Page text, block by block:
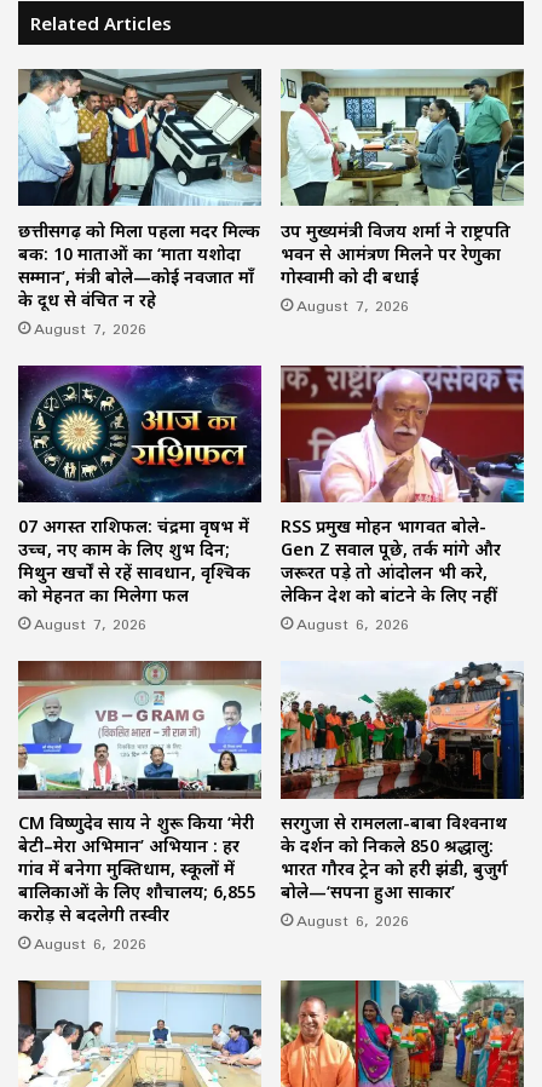
छत्तीसगढ़ को 50 करोड़ की बड़ी सौगात: CM
में पहला राज्य बना
Related Articles
छत्तीसगढ़ को मिला पहला मदर मिल्क
बैंक: 10 माताओं का ‘माता यशोदा
सम्मान’, मंत्री बोले—कोई नवजात माँ
के दूध से वंचित न रहे
August 7, 2026
उप मुख्यमंत्री विजय शर्मा ने राष्ट्रपति
भवन से आमंत्रण मिलने पर रेणुका
गोस्वामी को दी बधाई
August 7, 2026
07 अगस्त राशिफल: चंद्रमा वृषभ में
उच्च, नए काम के लिए शुभ दिन;
मिथुन खर्चों से रहें सावधान, वृश्चिक
को मेहनत का मिलेगा फल
August 7, 2026
RSS प्रमुख मोहन भागवत बोले-
Gen Z सवाल पूछे, तर्क मांगे और
जरूरत पड़े तो आंदोलन भी करे,
लेकिन देश को बांटने के लिए नहीं
August 6, 2026
CM विष्णुदेव साय ने शुरू किया ‘मेरी
बेटी–मेरा अभिमान’ अभियान : हर
गांव में बनेगा मुक्तिधाम, स्कूलों में
बालिकाओं के लिए शौचालय; 6,855
करोड़ से बदलेगी तस्वीर
August 6, 2026
सरगुजा से रामलला-बाबा विश्वनाथ
के दर्शन को निकले 850 श्रद्धालु:
भारत गौरव ट्रेन को हरी झंडी, बुजुर्ग
बोले—‘सपना हुआ साकार’
August 6, 2026